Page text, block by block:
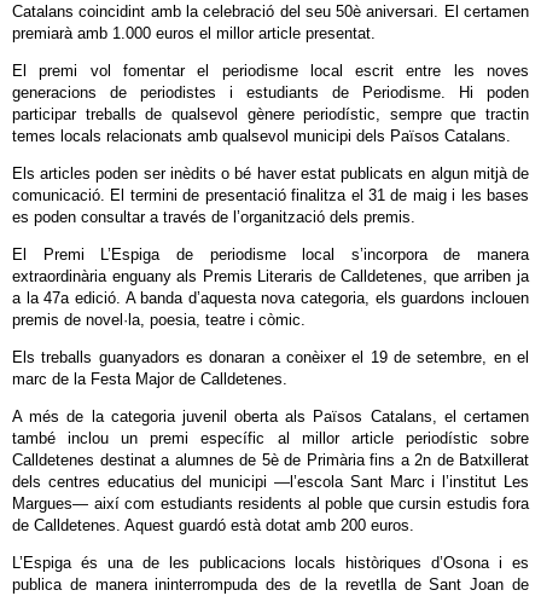
Catalans coincidint amb la celebració del seu 50è aniversari. El certamen
premiarà amb 1.000 euros el millor article presentat.
El premi vol fomentar el periodisme local escrit entre les noves
generacions de periodistes i estudiants de Periodisme. Hi poden
participar treballs de qualsevol gènere periodístic, sempre que tractin
temes locals relacionats amb qualsevol municipi dels Països Catalans.
Els articles poden ser inèdits o bé haver estat publicats en algun mitjà de
comunicació. El termini de presentació finalitza el 31 de maig i les bases
es poden consultar a través de l’organització dels premis.
El Premi L’Espiga de periodisme local s’incorpora de manera
extraordinària enguany als Premis Literaris de Calldetenes, que arriben ja
a la 47a edició. A banda d’aquesta nova categoria, els guardons inclouen
premis de novel·la, poesia, teatre i còmic.
Els treballs guanyadors es donaran a conèixer el 19 de setembre, en el
marc de la Festa Major de Calldetenes.
A més de la categoria juvenil oberta als Països Catalans, el certamen
també inclou un premi específic al millor article periodístic sobre
Calldetenes destinat a alumnes de 5è de Primària fins a 2n de Batxillerat
dels centres educatius del municipi —l’escola Sant Marc i l’institut Les
Margues— així com estudiants residents al poble que cursin estudis fora
de Calldetenes. Aquest guardó està dotat amb 200 euros.
L’Espiga és una de les publicacions locals històriques d’Osona i es
publica de manera ininterrompuda des de la revetlla de Sant Joan de